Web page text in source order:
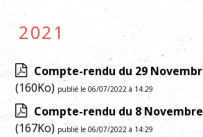
2021
Compte-rendu du 29
(160Ko) publié le 06/07/2022 à 14:29
Compte-rendu du 8 Novembre
(167Ko) publié le 06/07/2022 à 14:29